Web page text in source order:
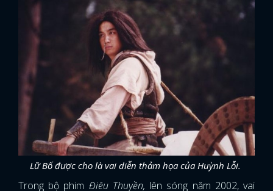
Lữ Bố được cho là vai diễn thảm họa của Huỳnh Lỗi.
Trong bộ phim Điêu Thuyền, lên sóng năm 2002, vai